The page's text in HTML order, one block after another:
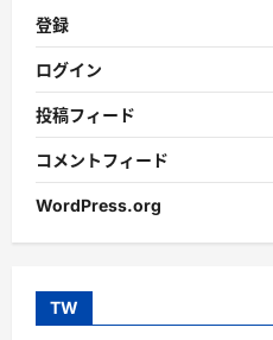
登録
ログイン
投稿フィード
コメントフィード
WordPress.org
TW